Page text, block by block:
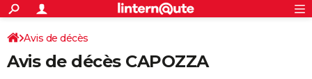
ACTUALITÉS
Politique
Société
Faits Divers
Education
Monde
Villes
+
SPORT
Coupe du monde 2026
Football
Tennis
Cyclisme
Rugby
Forum
Avis de décès
Avis de décès CAPOZZA